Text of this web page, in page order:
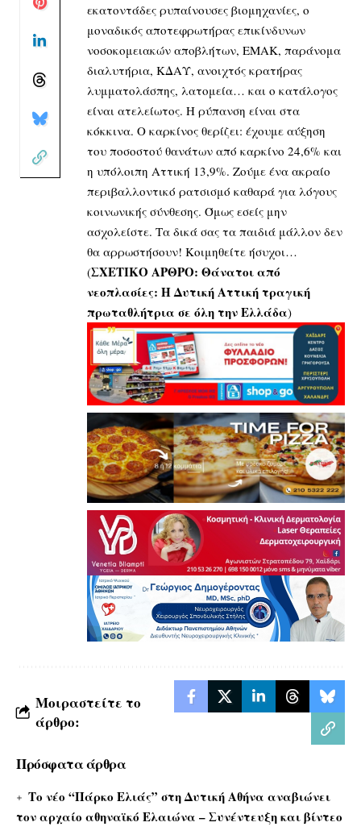
εκατοντάδες ρυπαίνουσες βιομηχανίες, ο
μοναδικός αποτεφρωτήρας επικίνδυνων
νοσοκομειακών αποβλήτων, ΕΜΑΚ, παράνομα
διαλυτήρια, ΚΔΑΥ, ανοιχτός κρατήρας
λυμματολάσπης, λατομεία… και ο κατάλογος
είναι ατελείωτος. Η ρύπανση είναι στα
κόκκινα. Ο καρκίνος θερίζει: έχουμε αύξηση
του ποσοστού θανάτων από καρκίνο 24,6% και
η υπόλοιπη Αττική 13,9%. Ζούμε ένα ακραίο
περιβαλλοντικό ρατσισμό καθαρά για λόγους
κοινωνικής σύνθεσης. Όμως εσείς μην
ασχολείστε. Τα δικά σας τα παιδιά μάλλον δεν
θα αρρωστήσουν! Κοιμηθείτε ήσυχοι…
(ΣΧΕΤΙΚΟ ΑΡΘΡΟ: Θάνατοι από
νεοπλασίες: Η Δυτική Αττική τραγική
πρωταθλήτρια σε όλη την Ελλάδα)
Μοιραστείτε το
άρθρο:
Πρόσφατα άρθρα
Το νέο “Πάρκο Ελιάς” στη Δυτική Αθήνα αναβιώνει
τον αρχαίο αθηναϊκό Ελαιώνα – Συνέντευξη και βίντεο